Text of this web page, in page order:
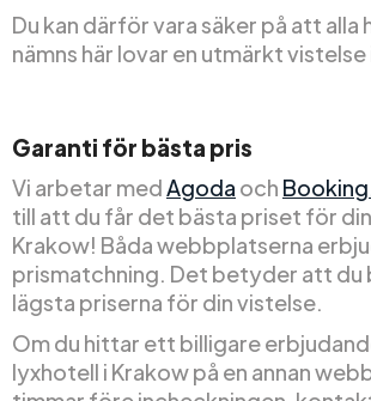
Du kan därför vara säker på att alla
nämns här lovar en utmärkt vistelse
Garanti för bästa pris
Vi arbetar medAgoda och
till att du får det bästa priset för
Krakow! Båda webbplatserna
prismatchning. Det betyder att du
lägsta priserna för din vistelse.
Om du hittar ett billigare
lyxhotell i Krakow på en annan